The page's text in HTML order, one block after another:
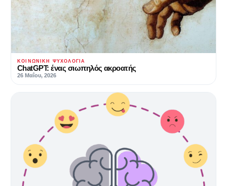
ΚΟΙΝΩΝΙΚΉ ΨΥΧΟΛΟΓΊΑ
ChatGPT: ένας σιωπηλός ακροατής
26 Μαΐου, 2026